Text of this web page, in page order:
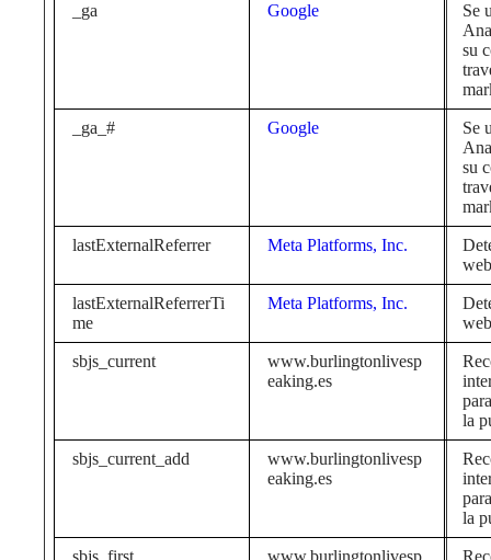
_ga Google
Se
su
_ga_# Google
Se
su
lastExternalReferrer Meta Platforms, Inc.
lastExternalReferrerTi
me
Meta Platforms, Inc.
sbjs_current
www.burlingtonlivesp
eaking.es
la
sbjs_current_add
www.burlingtonlivesp
eaking.es
la
sbjs_first
www.burlingtonlivesp